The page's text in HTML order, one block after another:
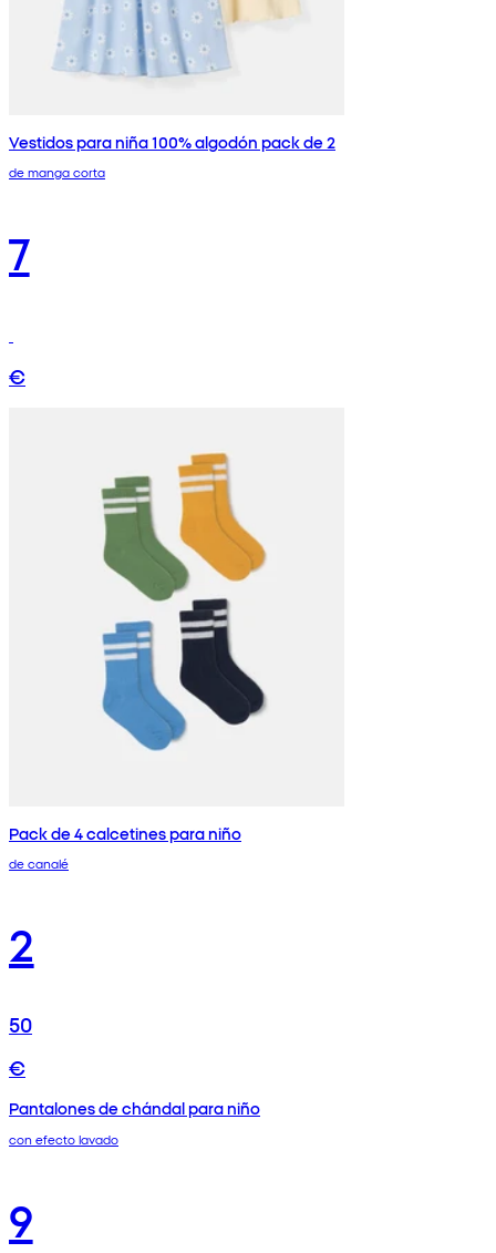
Vestidos para niña 100% algodón pack de 2
de manga corta
7
€
Pack de 4 calcetines para niño
de canalé
2
50
€
Pantalones de chándal para niño
con efecto lavado
9